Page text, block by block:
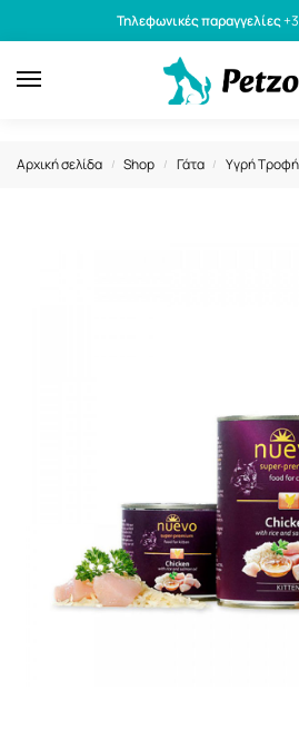
Τηλεφωνικές παραγγελίες
Αρχική σελίδα / Shop / Γάτα / Υγρή